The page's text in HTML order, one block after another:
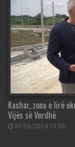
Kashar, zona e lirë
Vijës së Verdhë
01/06/2024 13:50